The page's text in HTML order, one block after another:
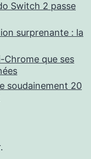
Switch 2 passe
surprenante : la
Chrome que ses
soudainement 20